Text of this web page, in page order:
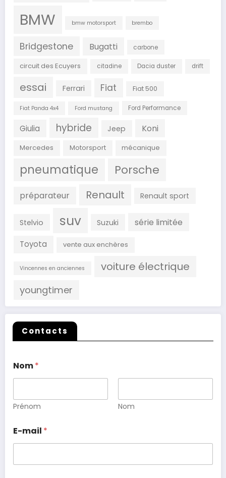
BMW bmw motorsport brembo
Bridgestone Bugatti carbone
circuit des Ecuyers citadine Dacia duster drift
essai Ferrari Fiat Fiat 500
Fiat Panda 4x4 Ford mustang Ford Performance
Giulia hybride Jeep Koni
Mercedes Motorsport mécanique
pneumatique Porsche
préparateur Renault Renault sport
Stelvio suv Suzuki série limitée
Toyota vente aux enchères
Vincennes en anciennes voiture électrique
youngtimer
Contacts
Nom*
Prénom Nom
E-mail *